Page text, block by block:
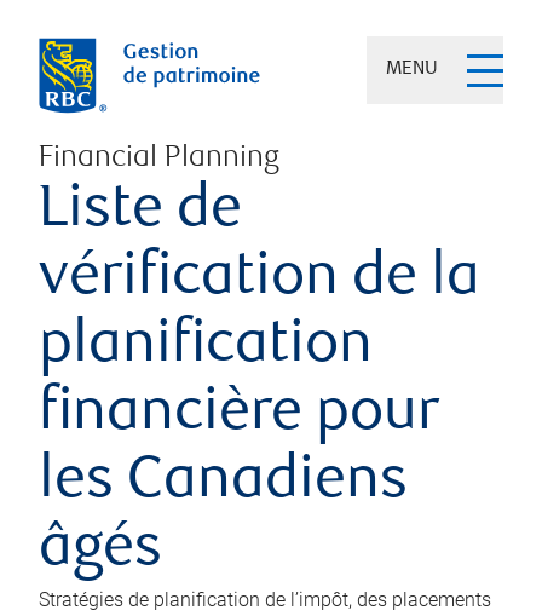
MENU
Financial Planning
Liste de
vérification de la
planification
financière pour
les Canadiens
âgés
Stratégies de planification de l’impôt, des placements